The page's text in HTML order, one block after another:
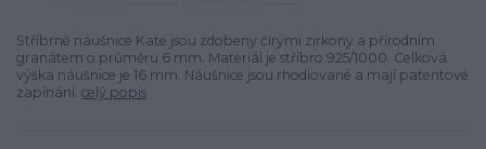
Stříbrné náušnice Kate jsou zdobeny čirými zirkony a přírodním
granátem o průměru 6 mm. Materiál je stříbro 925/1000. Celková
výška náušnice je 16 mm. Náušnice jsou rhodiované a mají patentové
zapínání. celý popis